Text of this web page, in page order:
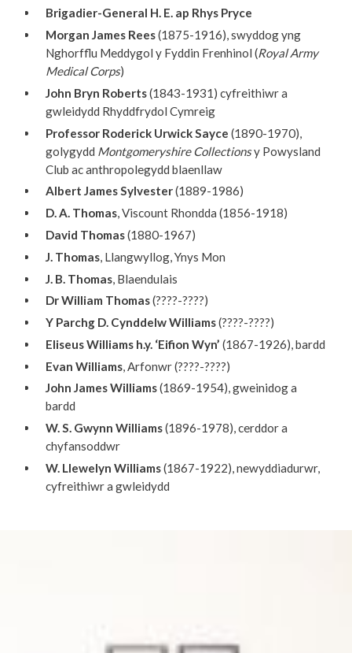
Brigadier-General H. E. ap Rhys Pryce
Morgan James Rees(1875-1916), swyddog yng
Nghorfflu Meddygol y Fyddin Frenhinol (Royal Army
Medical Corps)
John Bryn Roberts(1843-1931) cyfreithiwr a
gwleidydd Rhyddfrydol Cymreig
Professor Roderick Urwick Sayce (1890-1970),
golygydd Montgomeryshire Collectionsy Powysland
Club ac anthropolegydd blaenllaw
Albert James Sylvester(1889-1986)
D. A. Thomas, Viscount Rhondda (1856-1918)
David Thomas(1880-1967)
J. Thomas, Llangwyllog, Ynys Mon
J. B. Thomas, Blaendulais
Dr William Thomas(????-????)
Y Parchg D. Cynddelw Williams(????-????)
Eliseus Williams h.y. ‘Eifion Wyn’ (1867-1926), bardd
Evan Williams, Arfonwr (????-????)
John James Williams(1869-1954), gweinidog a
bardd
W. S. Gwynn Williams(1896-1978), cerddor a
chyfansoddwr
W. Llewelyn Williams(1867-1922), newyddiadurwr,
cyfreithiwr a gwleidydd